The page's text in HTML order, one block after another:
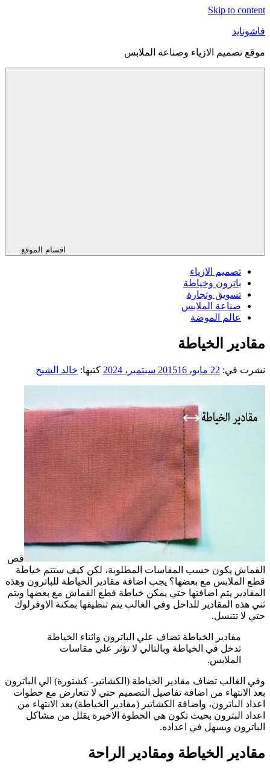
Skip to content
فاشونايد
موقع تصميم الازياء وصناعة الملابس
اقسام الموقع
تصميم الازياء
باترون وخياطة
تسويق وتجارة
صناعة الملابس
عالم الموضة
مقادير الخياطة
نشرت في: 22 مايو، 2015 16 سبتمبر، 2024 كتبها: خالد الشيخ
قص
القماش يكون حسب المقاسات المطلوبة، لكن كيف ستتم خياطة
قطع الملابس مع بعضها؟ يجب اضافة مقادير الخياطة للباترون وهذه
المقادير يتم اضافتها حتي يمكن خياطة فطع القماش مع بعضها ويتم
ثني هذه المقادير للداخل وفي الغالب يتم تنظيفها بمكنة الاوفرلوك
حتي لا تتنسل.
مقادير الخياطة تضاف علي الباترون واثناء الخياطة
تدخل في الخياطة وبالتالي لا تؤثر علي مقاسات
الملابس.
وفي الغالب تضاف مقادير الخياطة (الكشاتير- كشتورة) الي الباترون
بعد الانتهاء من اضافة تفاصيل التصميم حتي لا تتعارض مع خطوات
اعداد الباترون، واضافة الكشاتير (مقادير الخياطة) بعد الانتهاء من
اعداد البترون بحيث تكون هي الخطوة الاخيرة يقلل من مشاكل
الباترون ويسهل في اعداده.
مقادير الخياطة ومقادير الراحة